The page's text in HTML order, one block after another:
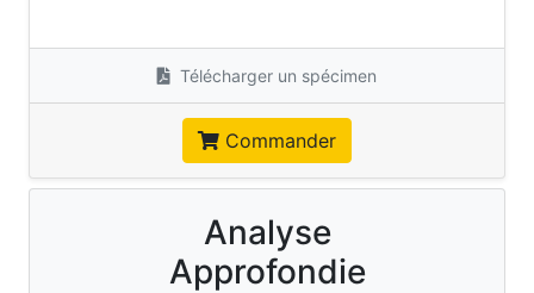
Télécharger un spécimen
Commander
Analyse
Approfondie